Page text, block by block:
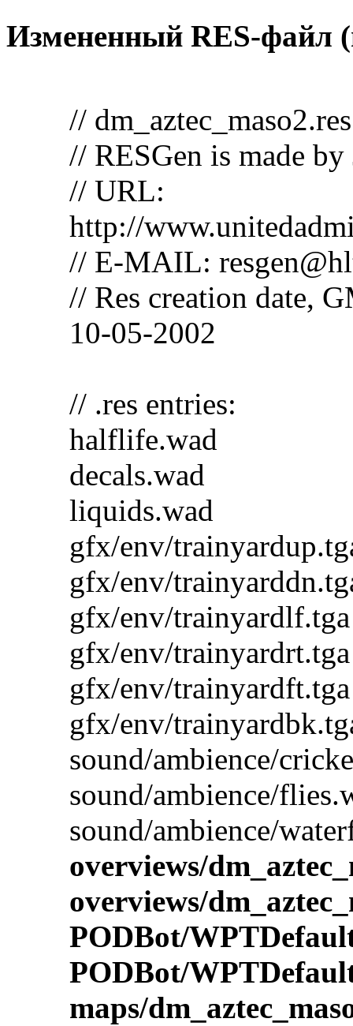
Измененный RES-файл
//
// RESGen is made
// URL:
http://
// E-MAIL:
// Res creation date,
10-05-2002
// .res entries:
halflife.wad
decals.wad
liquids.wad
gfx/env/
gfx/env/
gfx/env/trainyardlf.tga
gfx/env/trainyardrt.tga
gfx/env/trainyardft.tga
gfx/env/
sound/ambience/
sound/ambience/
sound/ambience/
overviews/
overviews/
PODBot/
PODBot/
maps/